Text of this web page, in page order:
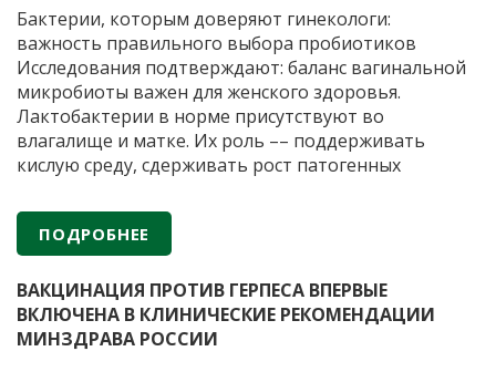
лет
научных
разработок
и
производства
пробиотических
препаратов
Бактерии, которым доверяют гинекологи:
важность правильного выбора пробиотиков
Исследования подтверждают: баланс вагинальной
микробиоты важен для женского здоровья.
Лактобактерии в норме присутствуют во
влагалище и матке. Их роль –– поддерживать
кислую среду, сдерживать рост патогенных
Когда лактобактерий недостаточно из-за приема
антибиотиков или гормональных сбоев, могут
помочь препараты с пробиотиками. Важно, чтобы
ПОДРОБНЕЕ
ВАКЦИНАЦИЯ ПРОТИВ ГЕРПЕСА ВПЕРВЫЕ
ВКЛЮЧЕНА В КЛИНИЧЕСКИЕ РЕКОМЕНДАЦИИ
МИНЗДРАВА РОССИИ